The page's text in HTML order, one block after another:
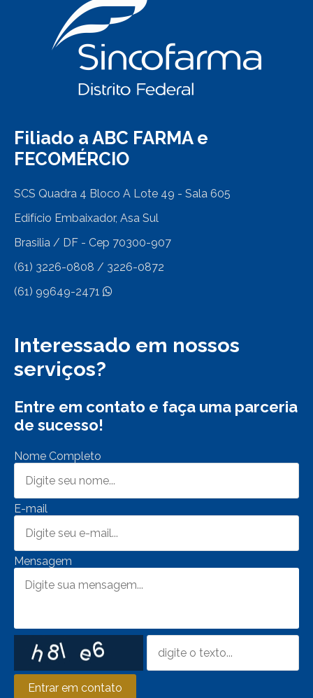
Filiado a ABC FARMA e
FECOMÉRCIO
SCS Quadra 4 Bloco A Lote 49 - Sala 605
Edifício Embaixador, Asa Sul
Brasilia / DF - Cep 70300-907
(61) 3226-0808 / 3226-0872
(61) 99649-2471
Interessado em nossos
serviços?
Entre em contato e faça uma parceria
de sucesso!
Nome Completo
E-mail
Mensagem
Entrar em contato